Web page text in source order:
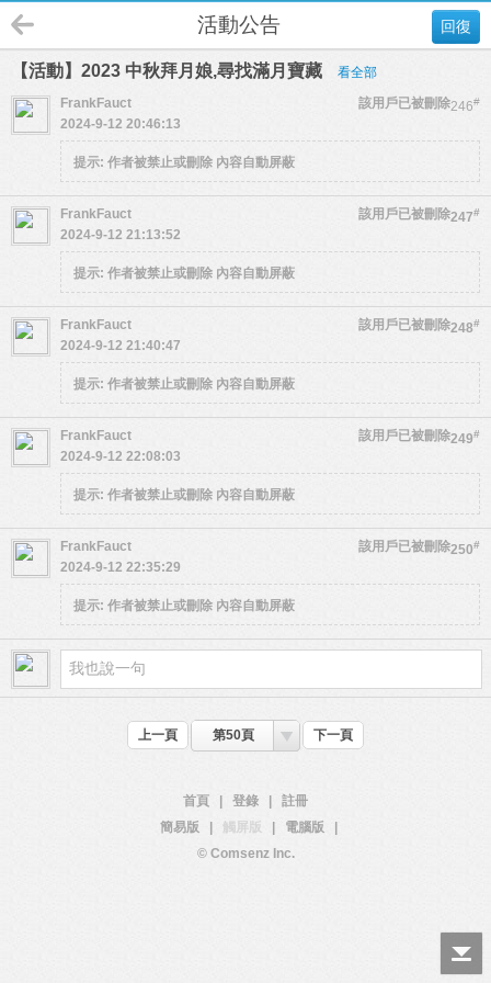
回復
活動公告
【活動】2023 中秋拜月娘,尋找滿月寶藏 看全部
246#
FrankFauct
該用戶已被刪除
2024-9-12 20:46:13
提示: 作者被禁止或刪除 內容自動屏蔽
247#
FrankFauct
該用戶已被刪除
2024-9-12 21:13:52
提示: 作者被禁止或刪除 內容自動屏蔽
248#
FrankFauct
該用戶已被刪除
2024-9-12 21:40:47
提示: 作者被禁止或刪除 內容自動屏蔽
249#
FrankFauct
該用戶已被刪除
2024-9-12 22:08:03
提示: 作者被禁止或刪除 內容自動屏蔽
250#
FrankFauct
該用戶已被刪除
2024-9-12 22:35:29
提示: 作者被禁止或刪除 內容自動屏蔽
上一頁 第50頁 下一頁
首頁 登錄
註冊
簡易版
觸屏版 電腦版
© Comsenz Inc.